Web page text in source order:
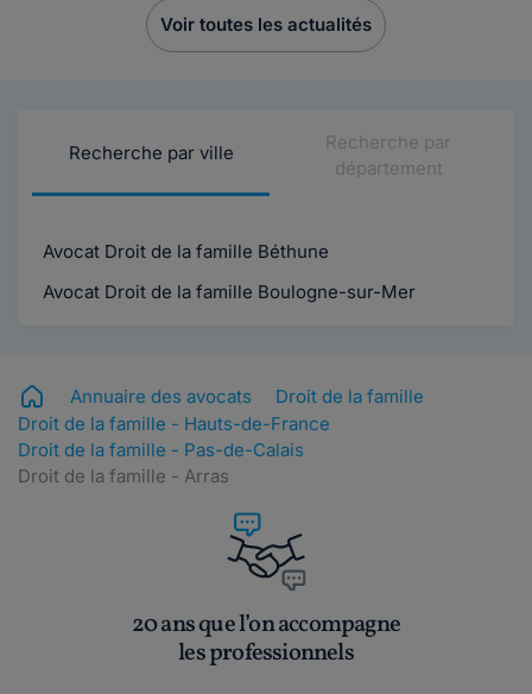
Voir toutes les actualités
Recherche par ville
Recherche par
département
Avocat Droit de la famille Béthune
Avocat Droit de la famille Boulogne-sur-Mer
Annuaire des avocats
Droit de la famille
Droit de la famille - Hauts-de-France
Droit de la famille - Pas-de-Calais
Droit de la famille - Arras
20 ans que l’on accompagne
les professionnels